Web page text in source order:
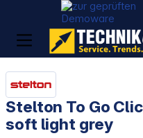
Stelton To Go
soft light grey